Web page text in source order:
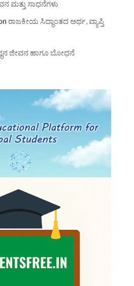
ಮತ್ತು ಸಾಧನೆಗಳು
ರಾಜಕೀಯ ಸಿದ್ಧಾಂತದ ಅರ್ಥ, ವ್ಯಾಪ್ತಿ
ಜೀವನ ಹಾಗೂ ಬೋಧನೆ